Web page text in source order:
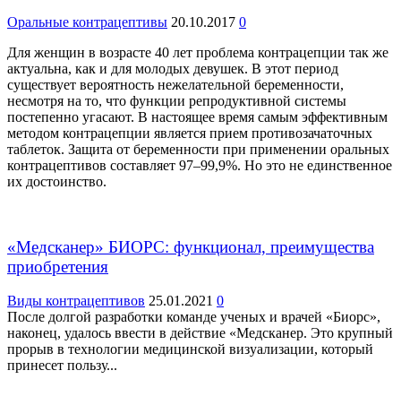
Оральные контрацептивы 20.10.2017 0
Для женщин в возрасте 40 лет проблема контрацепции так же
актуальна, как и для молодых девушек. В этот период
существует вероятность нежелательной беременности,
несмотря на то, что функции репродуктивной системы
постепенно угасают. В настоящее время самым эффективным
методом контрацепции является прием противозачаточных
таблеток. Защита от беременности при применении оральных
контрацептивов составляет 97–99,9%. Но это не единственное
их достоинство.
«Медсканер» БИОРС: функционал, преимущества
приобретения
Виды контрацептивов 25.01.2021 0
После долгой разработки команде ученых и врачей «Биорс»,
наконец, удалось ввести в действие «Медсканер. Это крупный
прорыв в технологии медицинской визуализации, который
принесет пользу...